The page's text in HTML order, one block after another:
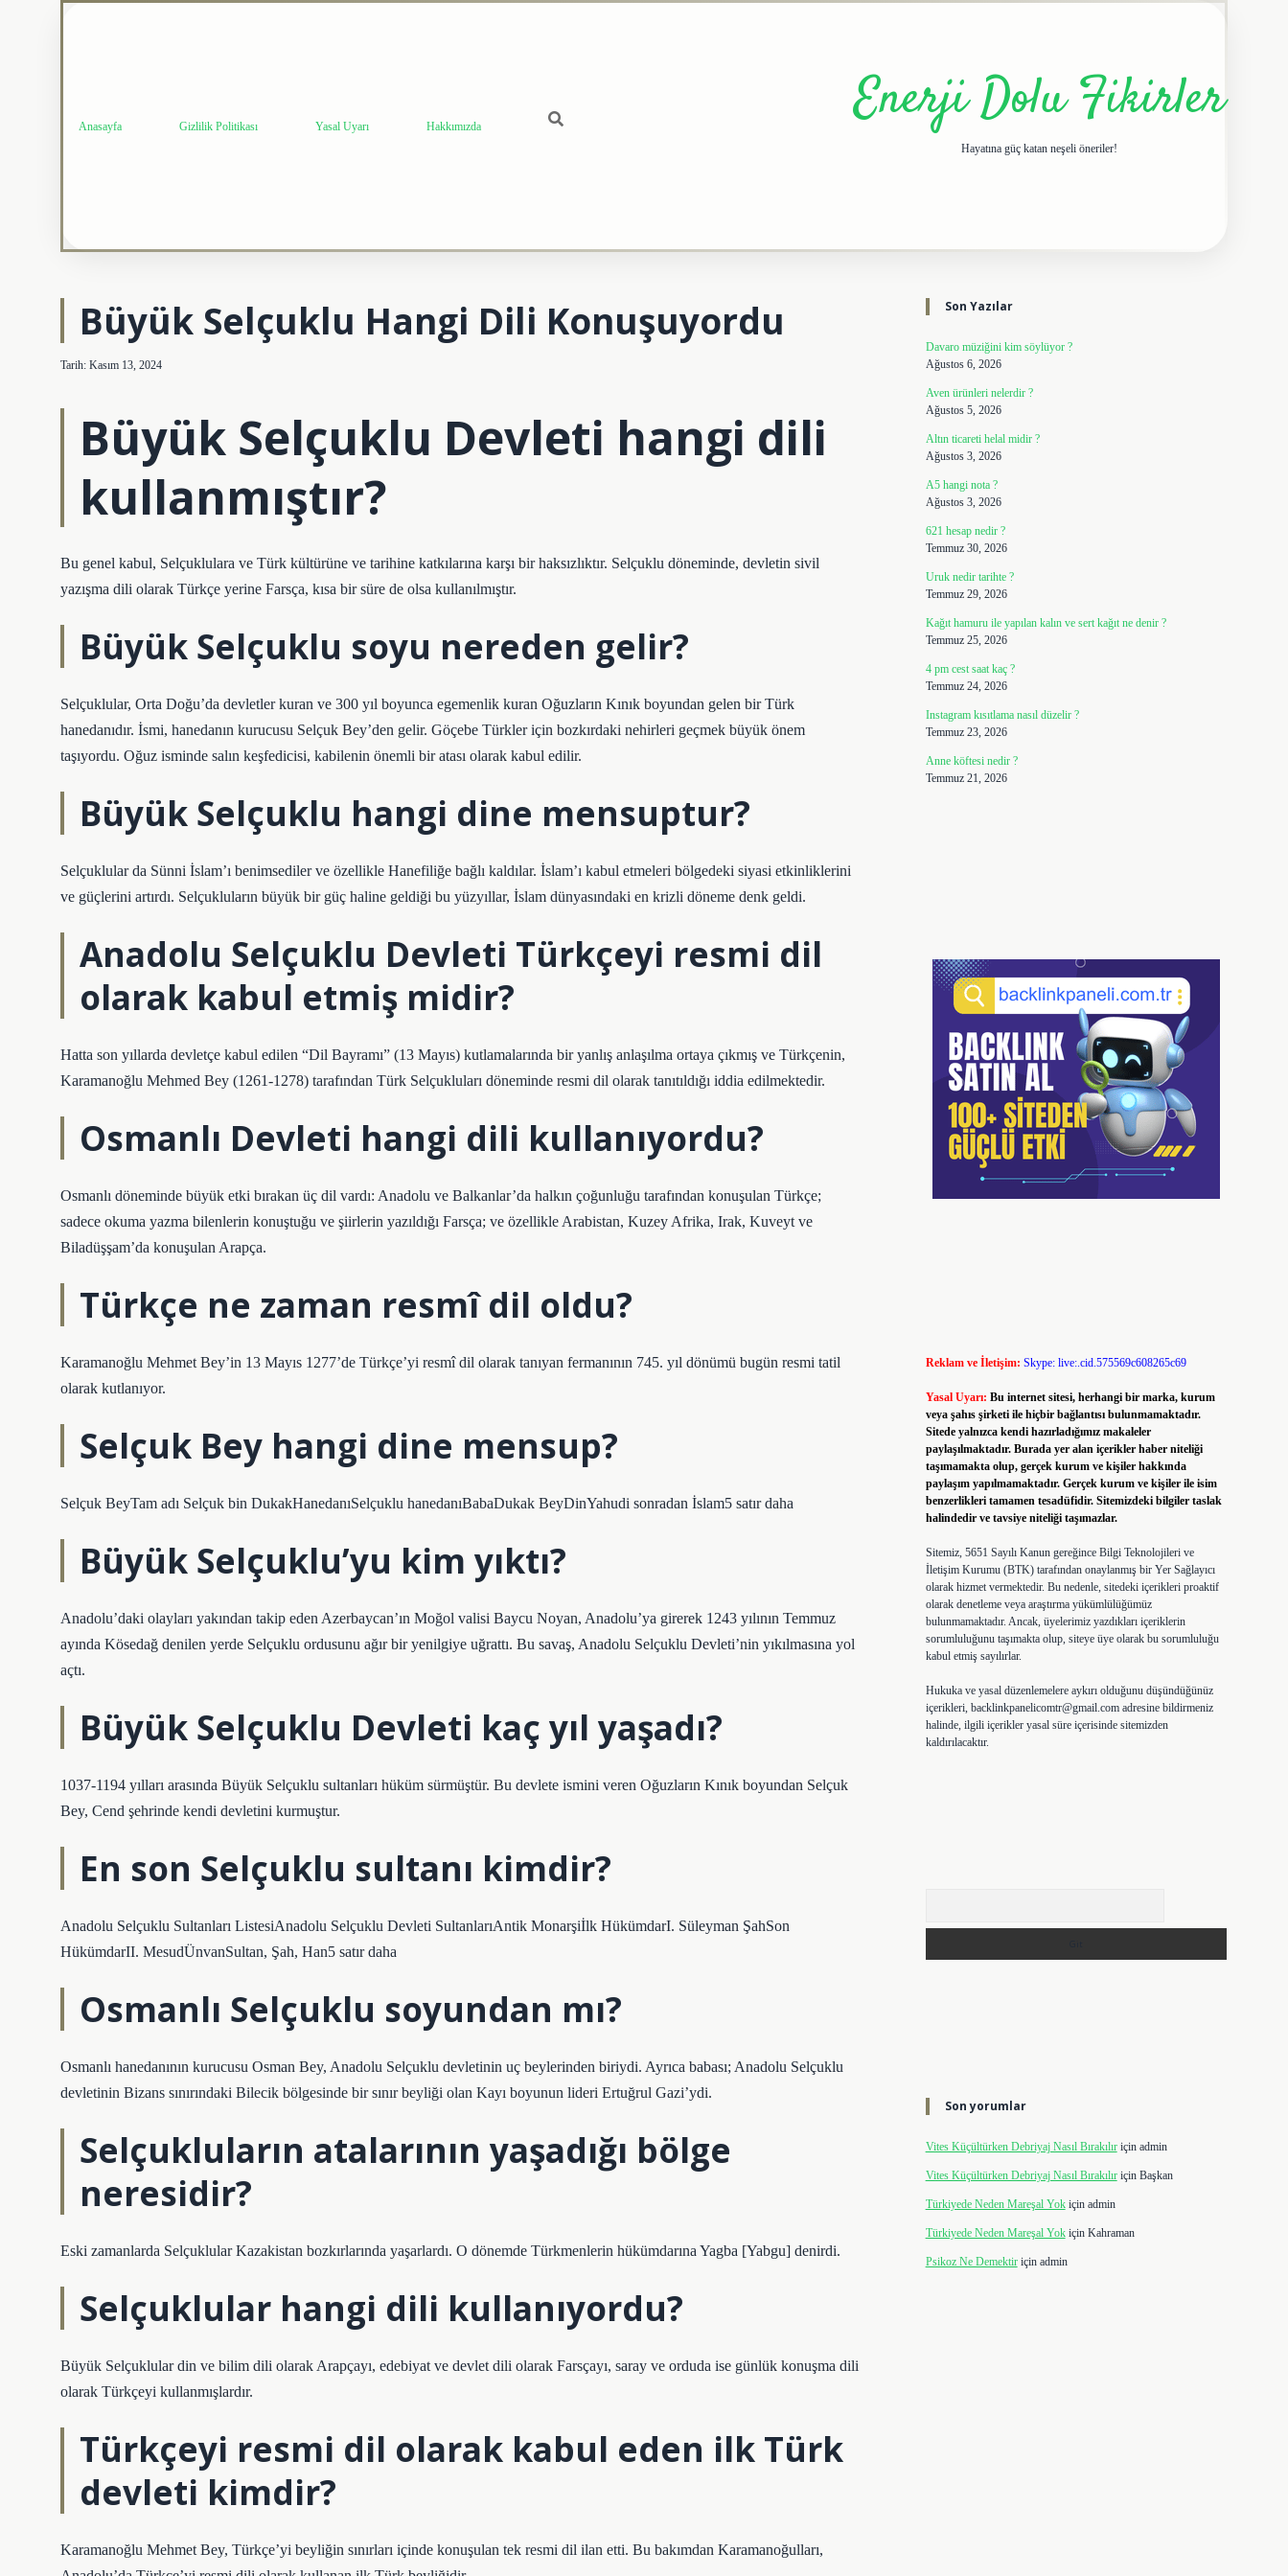
Anasayfa Gizlilik Politikası Yasal Uyarı Hakkımızda Enerji Dolu Fikirler
Hayatına güç katan neşeli öneriler!
Büyük Selçuklu Hangi Dili Konuşuyordu
Tarih: Kasım 13, 2024
Büyük Selçuklu Devleti hangi dili
kullanmıştır?
Bu genel kabul, Selçuklulara ve Türk kültürüne ve tarihine katkılarına karşı bir haksızlıktır. Selçuklu döneminde, devletin sivil
yazışma dili olarak Türkçe yerine Farsça, kısa bir süre de olsa kullanılmıştır.
Büyük Selçuklu soyu nereden gelir?
Selçuklular, Orta Doğu’da devletler kuran ve 300 yıl boyunca egemenlik kuran Oğuzların Kınık boyundan gelen bir Türk
hanedanıdır. İsmi, hanedanın kurucusu Selçuk Bey’den gelir. Göçebe Türkler için bozkırdaki nehirleri geçmek büyük önem
taşıyordu. Oğuz isminde salın keşfedicisi, kabilenin önemli bir atası olarak kabul edilir.
Büyük Selçuklu hangi dine mensuptur?
Selçuklular da Sünni İslam’ı benimsediler ve özellikle Hanefiliğe bağlı kaldılar. İslam’ı kabul etmeleri bölgedeki siyasi etkinliklerini
ve güçlerini artırdı. Selçukluların büyük bir güç haline geldiği bu yüzyıllar, İslam dünyasındaki en krizli döneme denk geldi.
Anadolu Selçuklu Devleti Türkçeyi resmi dil
olarak kabul etmiş midir?
Hatta son yıllarda devletçe kabul edilen “Dil Bayramı” (13 Mayıs) kutlamalarında bir yanlış anlaşılma ortaya çıkmış ve Türkçenin,
Karamanoğlu Mehmed Bey (1261-1278) tarafından Türk Selçukluları döneminde resmi dil olarak tanıtıldığı iddia edilmektedir.
Osmanlı Devleti hangi dili kullanıyordu?
Osmanlı döneminde büyük etki bırakan üç dil vardı: Anadolu ve Balkanlar’da halkın çoğunluğu tarafından konuşulan Türkçe;
sadece okuma yazma bilenlerin konuştuğu ve şiirlerin yazıldığı Farsça; ve özellikle Arabistan, Kuzey Afrika, Irak, Kuveyt ve
Biladüşşam’da konuşulan Arapça.
Türkçe ne zaman resmî dil oldu?
Karamanoğlu Mehmet Bey’in 13 Mayıs 1277’de Türkçe’yi resmî dil olarak tanıyan fermanının 745. yıl dönümü bugün resmi tatil
olarak kutlanıyor.
Selçuk Bey hangi dine mensup?
Selçuk BeyTam adı Selçuk bin DukakHanedanıSelçuklu hanedanıBabaDukak BeyDinYahudi sonradan İslam5 satır daha
Büyük Selçuklu’yu kim yıktı?
Anadolu’daki olayları yakından takip eden Azerbaycan’ın Moğol valisi Baycu Noyan, Anadolu’ya girerek 1243 yılının Temmuz
ayında Kösedağ denilen yerde Selçuklu ordusunu ağır bir yenilgiye uğrattı. Bu savaş, Anadolu Selçuklu Devleti’nin yıkılmasına yol
açtı.
Büyük Selçuklu Devleti kaç yıl yaşadı?
1037-1194 yılları arasında Büyük Selçuklu sultanları hüküm sürmüştür. Bu devlete ismini veren Oğuzların Kınık boyundan Selçuk
Bey, Cend şehrinde kendi devletini kurmuştur.
En son Selçuklu sultanı kimdir?
Anadolu Selçuklu Sultanları ListesiAnadolu Selçuklu Devleti SultanlarıAntik Monarşiİlk HükümdarI. Süleyman ŞahSon
HükümdarII. MesudÜnvanSultan, Şah, Han5 satır daha
Osmanlı Selçuklu soyundan mı?
Osmanlı hanedanının kurucusu Osman Bey, Anadolu Selçuklu devletinin uç beylerinden biriydi. Ayrıca babası; Anadolu Selçuklu
devletinin Bizans sınırındaki Bilecik bölgesinde bir sınır beyliği olan Kayı boyunun lideri Ertuğrul Gazi’ydi.
Selçukluların atalarının yaşadığı bölge
neresidir?
Eski zamanlarda Selçuklular Kazakistan bozkırlarında yaşarlardı. O dönemde Türkmenlerin hükümdarına Yagba [Yabgu] denirdi.
Selçuklular hangi dili kullanıyordu?
Büyük Selçuklular din ve bilim dili olarak Arapçayı, edebiyat ve devlet dili olarak Farsçayı, saray ve orduda ise günlük konuşma dili
olarak Türkçeyi kullanmışlardır.
Türkçeyi resmi dil olarak kabul eden ilk Türk
devleti kimdir?
Karamanoğlu Mehmet Bey, Türkçe’yi beyliğin sınırları içinde konuşulan tek resmi dil ilan etti. Bu bakımdan Karamanoğulları,
Sidebar
Son Yazılar
Davaro müziğini kim söylüyor ?
Ağustos 6, 2026
Aven ürünleri nelerdir ?
Ağustos 5, 2026
Altın ticareti helal midir ?
Ağustos 3, 2026
A5 hangi nota ?
Ağustos 3, 2026
621 hesap nedir ?
Temmuz 30, 2026
Uruk nedir tarihte ?
Temmuz 29, 2026
Kağıt hamuru ile yapılan kalın ve sert kağıt ne denir ?
Temmuz 25, 2026
4 pm cest saat kaç ?
Temmuz 24, 2026
Instagram kısıtlama nasıl düzelir ?
Temmuz 23, 2026
Anne köftesi nedir ?
Temmuz 21, 2026
Reklam ve İletişim: Skype: live:.cid.575569c608265c69
Yasal Uyarı: Bu internet sitesi, herhangi bir marka, kurum
veya şahıs şirketi ile hiçbir bağlantısı bulunmamaktadır.
Sitede yalnızca kendi hazırladığımız makaleler
paylaşılmaktadır. Burada yer alan içerikler haber niteliği
taşımamakta olup, gerçek kurum ve kişiler hakkında
paylaşım yapılmamaktadır. Gerçek kurum ve kişiler ile isim
benzerlikleri tamamen tesadüfidir. Sitemizdeki bilgiler taslak
halindedir ve tavsiye niteliği taşımazlar.
Sitemiz, 5651 Sayılı Kanun gereğince Bilgi Teknolojileri ve
İletişim Kurumu (BTK) tarafından onaylanmış bir Yer Sağlayıcı
olarak hizmet vermektedir. Bu nedenle, sitedeki içerikleri proaktif
olarak denetleme veya araştırma yükümlülüğümüz
bulunmamaktadır. Ancak, üyelerimiz yazdıkları içeriklerin
sorumluluğunu taşımakta olup, siteye üye olarak bu sorumluluğu
kabul etmiş sayılırlar.
Hukuka ve yasal düzenlemelere aykırı olduğunu düşündüğünüz
içerikleri, backlinkpanelicomtr@gmail.comadresine bildirmeniz
halinde, ilgili içerikler yasal süre içerisinde sitemizden
kaldırılacaktır.
Son yorumlar
Vites Küçültürken Debriyaj Nasıl Bırakılıriçin admin
Vites Küçültürken Debriyaj Nasıl Bırakılıriçin Başkan
Türkiyede Neden Mareşal Yokiçin admin
Türkiyede Neden Mareşal Yokiçin Kahraman
Psikoz Ne Demektiriçin admin